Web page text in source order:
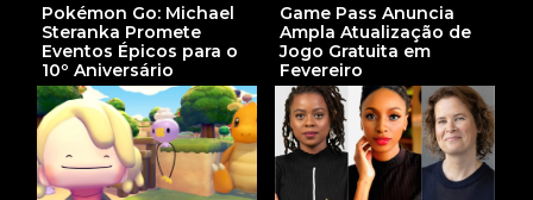
Pokémon Go: Michael
Steranka Promete
Eventos Épicos para o
10º Aniversário
Game Pass Anuncia
Ampla Atualização de
Jogo Gratuita em
Fevereiro